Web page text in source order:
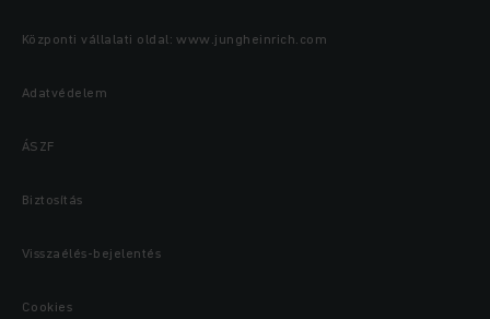
Központi vállalati oldal: www.jungheinrich.com
Adatvédelem
ÁSZF
Biztosítás
Visszaélés-bejelentés
Cookies